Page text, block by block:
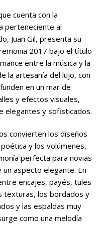
cuenta con la
perteneciente al
Juan Gil, presenta su
2017 bajo el título
entre la música y la
la artesanía del lujo, con
en un mar de
y efectos visuales,
elegantes y sofisticados.
convierten los diseños
y los volúmenes,
perfecta para novias
aspecto elegante. En
encajes, payés, tules
texturas, los bordados y
y las espaldas muy
como una melodía